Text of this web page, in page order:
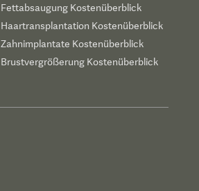
Fettabsaugung Kostenüberblick
Haartransplantation Kostenüberblick
Zahnimplantate Kostenüberblick
Brustvergrößerung Kostenüberblick